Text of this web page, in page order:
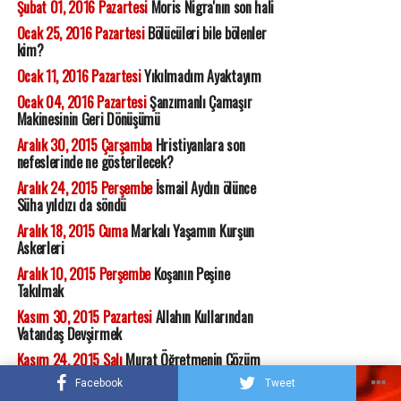
Facebook Tweet
Şubat 01, 2016 PazartesiMoris Nigra'nın son hali
Ocak 25, 2016 PazartesiBölücüleri bile bölenler
kim?
Ocak 11, 2016 PazartesiYıkılmadım Ayaktayım
Ocak 04, 2016 PazartesiŞanzımanlı Çamaşır
Makinesinin Geri Dönüşümü
Aralık 30, 2015 ÇarşambaHristiyanlara son
nefeslerinde ne gösterilecek?
Aralık 24, 2015 Perşembeİsmail Aydın ölünce
Süha yıldızı da söndü
Aralık 18, 2015 CumaMarkalı Yaşamın Kurşun
Askerleri
Aralık 10, 2015 PerşembeKoşanın Peşine
Takılmak
Kasım 30, 2015 PazartesiAllahın Kullarından
Vatandaş Devşirmek
Kasım 24, 2015 SalıMurat Öğretmenin Çözüm